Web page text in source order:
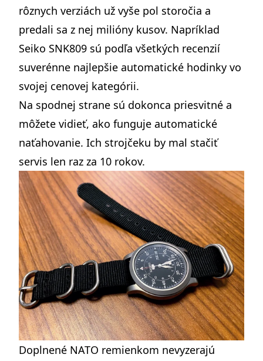
rôznych verziách už vyše pol storočia a
predali sa z nej milióny kusov. Napríklad
Seiko SNK809 sú podľa všetkých recenzií
suverénne najlepšie automatické hodinky vo
svojej cenovej kategórii.
Na spodnej strane sú dokonca priesvitné a
môžete vidieť, ako funguje automatické
naťahovanie. Ich strojčeku by mal stačiť
servis len raz za 10 rokov.
Doplnené NATO remienkom nevyzerajú